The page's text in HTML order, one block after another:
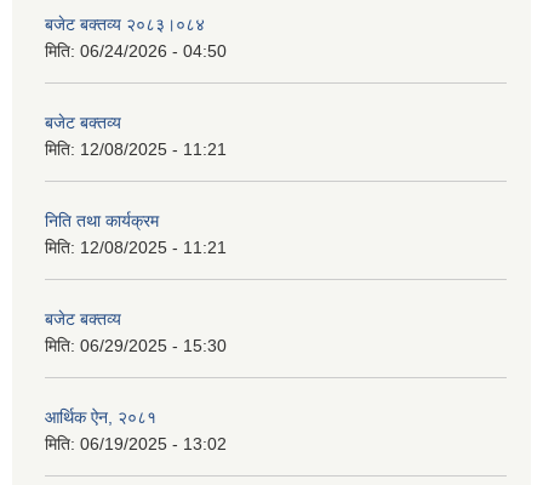
बजेट बक्तव्य २०८३।०८४
मिति: 06/24/2026 - 04:50
बजेट बक्तव्य
मिति: 12/08/2025 - 11:21
निति तथा कार्यक्रम
मिति: 12/08/2025 - 11:21
बजेट बक्तव्य
मिति: 06/29/2025 - 15:30
आर्थिक ऐन, २०८१
मिति: 06/19/2025 - 13:02